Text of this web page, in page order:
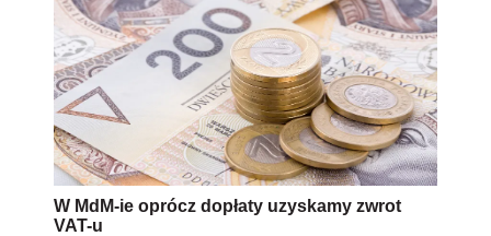
W MdM-ie oprócz dopłaty uzyskamy zwrot
VAT-u